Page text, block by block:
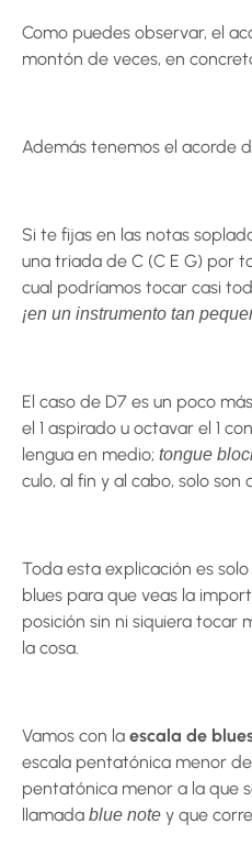
Como puedes observar, el
montón de veces, en
Además tenemos el acorde
Si te fijas en las notas
una triada de C (C E G) por
cual podríamos tocar casi
¡en un instrumento tan
El caso de D7 es un poco
el 1 aspirado u octavar el 1
lengua en medio; tongue
culo, al fin y al cabo, solo son
Toda esta explicación es
blues para que veas la
posición sin ni siquiera tocar
la cosa.
Vamos con la escala de
escala pentatónica menor
pentatónica menor a la que
llamada blue note y que